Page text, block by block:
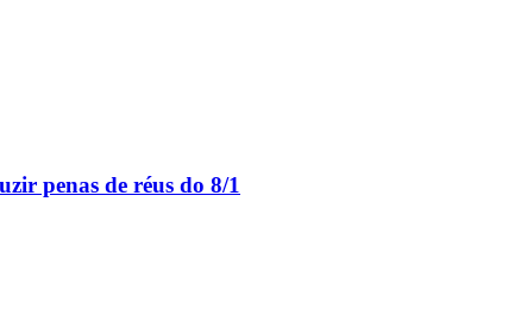
penas de réus do 8/1